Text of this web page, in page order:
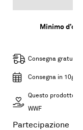
Minimo
Consegna gratuita
Consegna in 10gg
Questo prodotto
WWF
Partecipazione